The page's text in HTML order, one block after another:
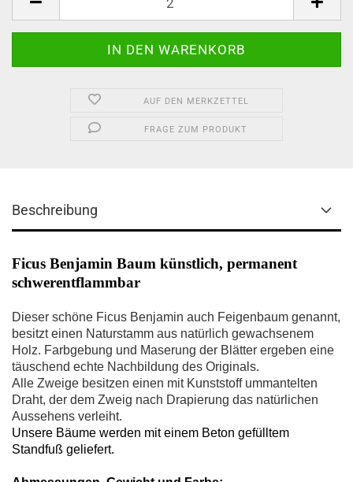
AUF DEN MERKZETTEL
FRAGE ZUM PRODUKT
Beschreibung
Ficus Benjamin Baum künstlich, permanent
schwerentflammbar
Dieser schöne Ficus Benjamin auch Feigenbaum genannt,
besitzt einen Naturstamm aus natürlich gewachsenem
Holz. Farbgebung und Maserung der Blätter ergeben eine
täuschend echte Nachbildung des Originals.
Alle Zweige besitzen einen mit Kunststoff ummantelten
Draht, der dem Zweig nach Drapierung das natürlichen
Aussehens verleiht.
Unsere Bäume werden mit einem Beton gefülltem
Standfuß geliefert.